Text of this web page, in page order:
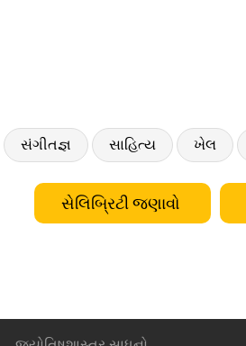
સંગીતજ્ઞ સાહિત્ય ખેલ
સેલિબ્રિટી જણાવો